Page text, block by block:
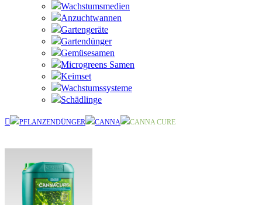
Wachstumsmedien
Anzuchtwannen
Gartengeräte
Gartendünger
Gemüsesamen
Microgreens Samen
Keimset
Wachstumssysteme
Schädlinge
PFLANZENDÜNGER CANNA CANNA CURE